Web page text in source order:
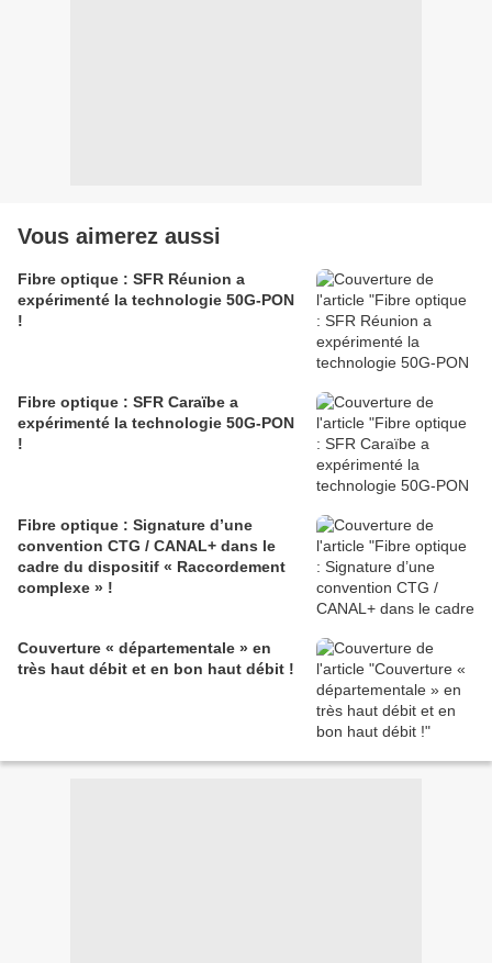
Vous aimerez aussi
Fibre optique : SFR Réunion a
expérimenté la technologie 50G-PON
!
Fibre optique : SFR Caraïbe a
expérimenté la technologie 50G-PON
!
Fibre optique : Signature d’une
convention CTG / CANAL+ dans le
cadre du dispositif « Raccordement
complexe » !
Couverture « départementale » en
très haut débit et en bon haut débit !